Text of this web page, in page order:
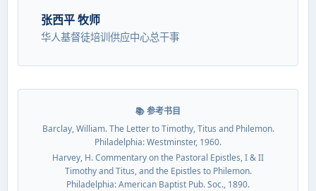
张西平 牧师
华人基督徒培训供应中心总干事
📚 参考书目
Barclay, William. The Letter to Timothy, Titus and Philemon.
Philadelphia: Westminster, 1960.
Harvey, H. Commentary on the Pastoral Epistles, I & II
Timothy and Titus, and the Epistles to Philemon.
Philadelphia: American Baptist Pub. Soc., 1890.